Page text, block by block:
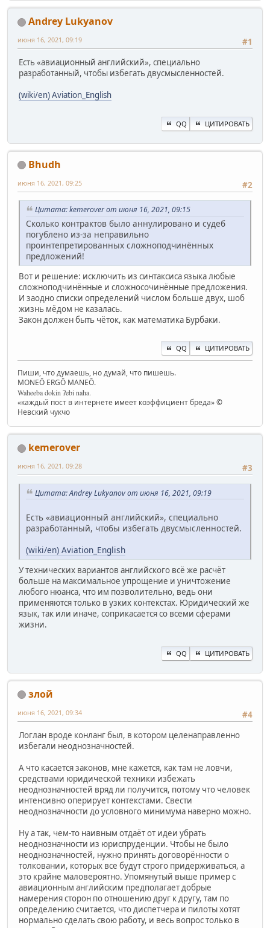
Andrey Lukyanov
#1
июня 16, 2021, 09:19
Есть «авиационный английский», специально
разработанный, чтобы избегать двусмысленностей.
(wiki/en) Aviation_English
QQ ЦИТИРОВАТЬ
Bhudh
#2
июня 16, 2021, 09:25
Цитата: kemerover от июня 16, 2021, 09:15
Сколько контрактов было аннулировано и судеб
погублено из-за неправильно
проинтепретированных сложноподчинённых
предложений!
Вот и решение: исключить из синтаксиса языка любые
сложноподчинённые и сложносочинённые предложения.
И заодно списки определений числом больше двух, шоб
жизнь мёдом не казалась.
Закон должен быть чёток, как математика Бурбаки.
QQ ЦИТИРОВАТЬ
Пиши, что думаешь, но думай, что пишешь.
MONEŌ ERGŌ MANEŌ.
Waheeba dokin ʔebi naha.
«каждый пост в интернете имеет коэффициент бреда» ©
Невский чукчо
kemerover
#3
июня 16, 2021, 09:28
Цитата: Andrey Lukyanov от июня 16, 2021, 09:19
Есть «авиационный английский», специально
разработанный, чтобы избегать двусмысленностей.
(wiki/en) Aviation_English
У технических вариантов английского всё же расчёт
больше на максимальное упрощение и уничтожение
любого нюанса, что им позволительно, ведь они
применяются только в узких контекстах. Юридический же
язык, так или иначе, соприкасается со всеми сферами
жизни.
QQ ЦИТИРОВАТЬ
злой
#4
июня 16, 2021, 09:34
Логлан вроде конланг был, в котором целенаправленно
избегали неоднозначностей.
А что касается законов, мне кажется, как там не ловчи,
средствами юридической техники избежать
неоднозначностей вряд ли получится, потому что человек
интенсивно оперирует контекстами. Свести
неоднозначности до условного минимума наверно можно.
Ну а так, чем-то наивным отдаёт от идеи убрать
неоднозначности из юриспруденции. Чтобы не было
неоднозначностей, нужно принять договорённости о
толковании, которых все будут строго придерживаться, а
это крайне маловероятно. Упомянутый выше пример с
авиационным английским предполагает добрые
намерения сторон по отношению друг к другу, там по
определению считается, что диспетчера и пилоты хотят
нормально сделать свою работу, и весь вопрос только в